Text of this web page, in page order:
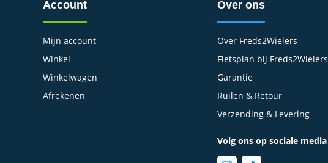
Account
Mijn account
Winkel
Winkelwagen
Afrekenen
Over ons
Over Freds2Wielers
Fietsplan bij Freds2Wielers
Garantie
Ruilen & Retour
Verzending & Levering
Volg ons op sociale media